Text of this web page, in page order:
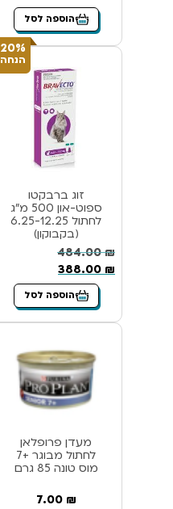
הוספה לסל
20%
הנחה
זוג ברבקטו
ספוט-און 500 מ”ג
לחתול 6.25-12.25
(בקבוקון)
484.00₪
388.00 ₪
הוספה לסל
מעדן פרופלאן
לחתול מבוגר +7
מוס טונה 85 גרם
7.00 ₪